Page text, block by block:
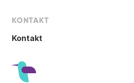
KONTAKT
Kontakt